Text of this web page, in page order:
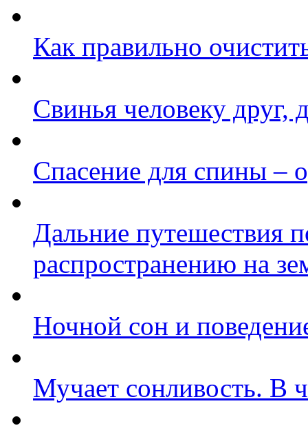
Как правильно
Свинья человеку друг,
Спасение для спины –
Дальние путешествия
распространению на
Ночной сон и
Мучает сонливость. В